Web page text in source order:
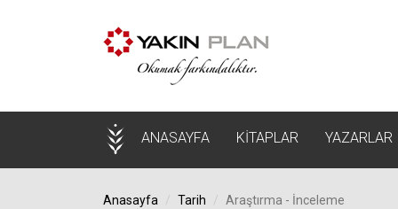
ANASAYFA(current)KİTAPLAR YAZARLAR
Anasayfa Tarih Araştırma - İnceleme